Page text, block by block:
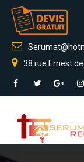
38 rue Ernest